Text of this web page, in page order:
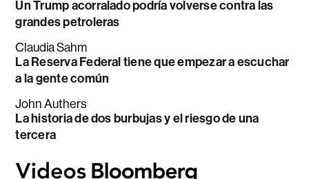
Un Trump acorralado podría volverse contra las
grandes petroleras
Claudia Sahm
La Reserva Federal tiene que empezar a escuchar
a la gente común
John Authers
La historia de dos burbujas y el riesgo de una
tercera